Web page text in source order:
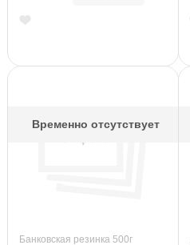
Временно отсутствует
Банковская резинка 500г